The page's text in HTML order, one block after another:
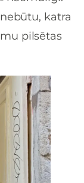
katra
pilsētas